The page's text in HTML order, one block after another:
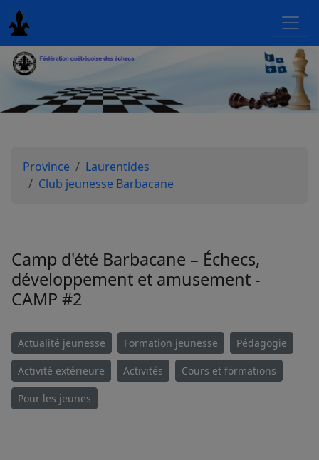
Province
Laurentides
Club jeunesse Barbacane
Camp d'été Barbacane – Échecs,
développement et amusement -
CAMP #2
Actualité jeunesse Formation jeunesse Pédagogie
Activité extérieure Activités Cours et formations
Pour les jeunes